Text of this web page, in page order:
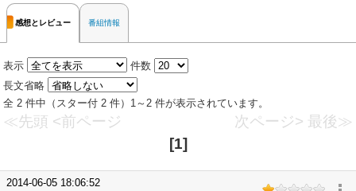
感想とレビュー 番組情報
表示
件数
長文省略
全 2 件中（スター付 2 件）1～2 件が表示されています。
≪先頭 <前ページ 次ページ> 最後≫
[1]
2014-06-05 18:06:52